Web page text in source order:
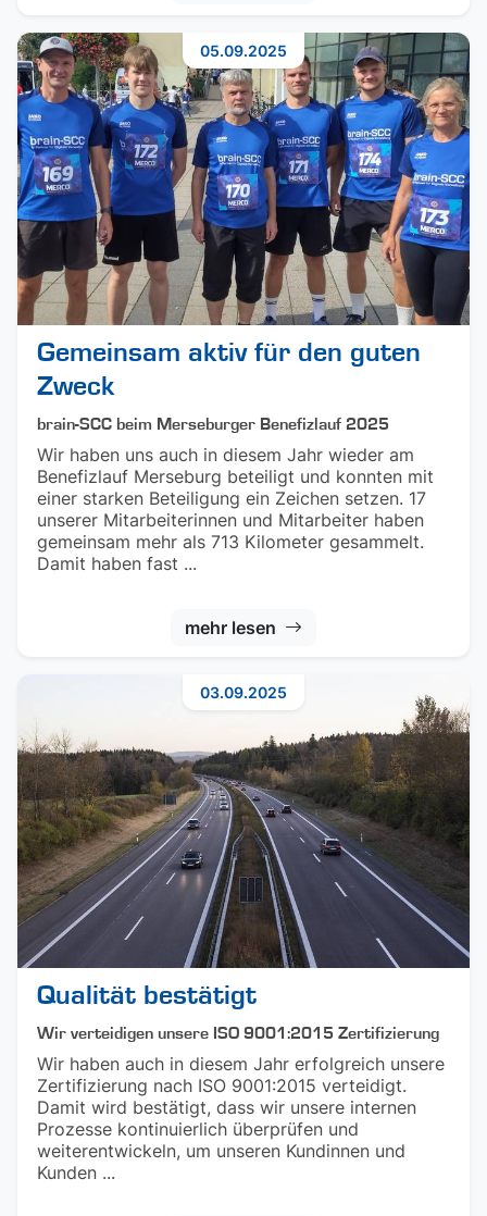
Gemeinsam aktiv für den guten
Zweck
brain-SCC beim Merseburger Benefizlauf 2025
Wir haben uns auch in diesem Jahr wieder am
Benefizlauf Merseburg beteiligt und konnten mit
einer starken Beteiligung ein Zeichen setzen. 17
unserer Mitarbeiterinnen und Mitarbeiter haben
gemeinsam mehr als 713 Kilometer gesammelt.
Damit haben fast ...
mehr lesen
05.09.2025
Qualität bestätigt
Wir verteidigen unsere ISO 9001:2015 Zertifizierung
Wir haben auch in diesem Jahr erfolgreich unsere
Zertifizierung nach ISO 9001:2015 verteidigt.
Damit wird bestätigt, dass wir unsere internen
Prozesse kontinuierlich überprüfen und
weiterentwickeln, um unseren Kundinnen und
Kunden ...
03.09.2025